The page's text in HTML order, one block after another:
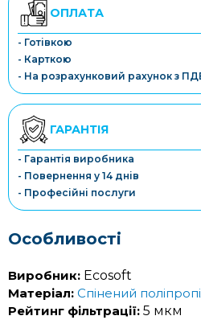
ОПЛАТА
- Готівкою
- Карткою
- На розрахунковий рахунок з
ГАРАНТІЯ
- Гарантія виробника
- Повернення у 14 днів
- Професійні послуги
Особливості
Виробник: Ecosoft
Матеріал: Спінений
Рейтинг фільтрації: 5 мкм